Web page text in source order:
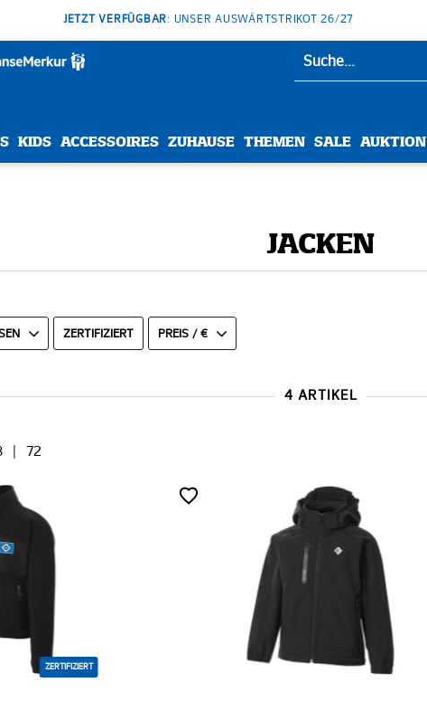
JETZT VERFÜGBAR: UNSER AUSWÄRTSTRIKOT 26/27
KIDS ACCESSOIRES ZUHAUSE THEMEN SALE AUKTION
JACKEN
ZERTIFIZIERT PREIS / €
4 ARTIKEL
72
ZERTIFIZIERT